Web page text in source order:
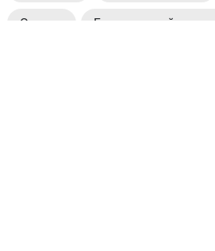
Оплата Безналичный расчет